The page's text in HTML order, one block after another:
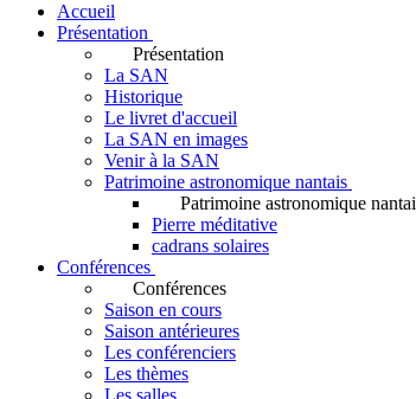
Accueil
Présentation
Présentation
La SAN
Historique
Le livret d'accueil
La SAN en images
Venir à la SAN
Patrimoine astronomique nantais
Patrimoine astronomique
Pierre méditative
cadrans solaires
Conférences
Conférences
Saison en cours
Saison antérieures
Les conférenciers
Les thèmes
Les salles